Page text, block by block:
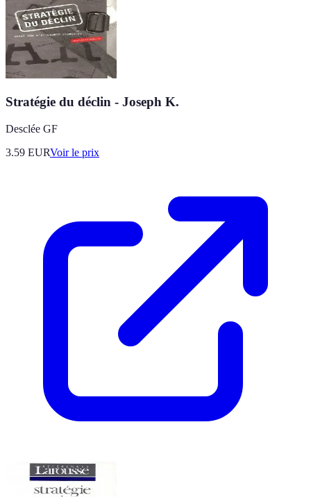
Stratégie du déclin - Joseph K.
Desclée GF
3.59 EURVoir le prix